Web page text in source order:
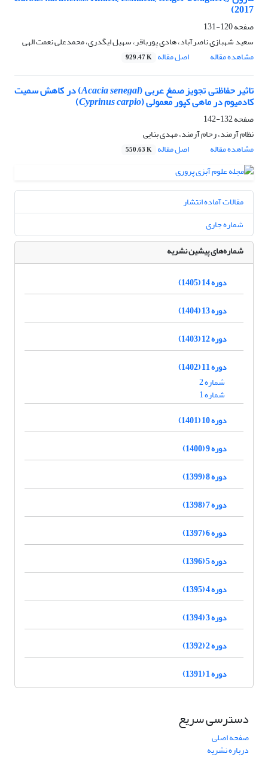
2017)
صفحه120-131
سعید شهبازی ناصرآباد، هادی پورباقر، سهیل ایگدری، محمدعلی نعمت الهی
مشاهده مقاله
اصل مقاله 929.47 K
تاثیر حفاظتی تجویز صمغ عربی (Acacia senegal) در کاهش سمیت
کادمیوم در ماهی کپور معمولی (Cyprinus carpio
)
صفحه132-142
نظام آرمند، رحام آرمند، مهدی بنایی
مشاهده مقاله
اصل مقاله 550.63 K
مقالات آماده انتشار
شماره جاری
شماره‌های پیشین نشریه
دوره 14 (1405)
دوره 13 (1404)
دوره 12 (1403)
دوره 11 (1402)
شماره 2
شماره 1
دوره 10 (1401)
دوره 9 (1400)
دوره 8 (1399)
دوره 7 (1398)
دوره 6 (1397)
دوره 5 (1396)
دوره 4 (1395)
دوره 3 (1394)
دوره 2 (1392)
دوره 1 (1391)
دسترسی سریع
صفحه اصلی
درباره نشریه